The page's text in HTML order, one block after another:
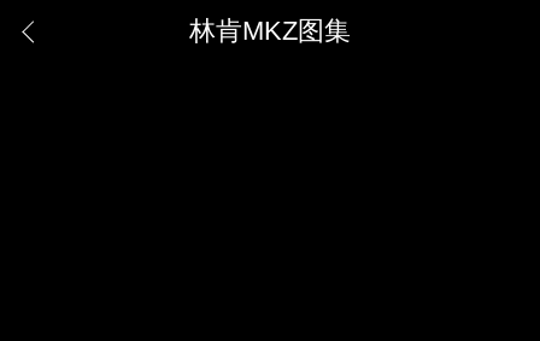
林肯MKZ图集